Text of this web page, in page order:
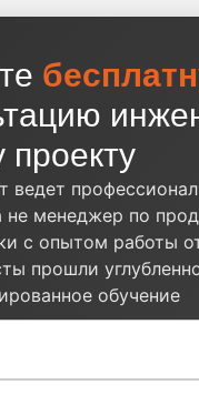
ведет
не менеджер по
с опытом работы
прошли
обучение